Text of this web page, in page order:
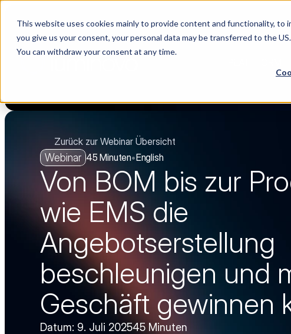
This website uses cookies mainly to provide content and functionality, to
you give us your consent, your personal data may be transferred to the
You can withdraw your consent at any time.
🌹 Lieferantenwahl ohne Daten ist wie eine Datingshow. Wir haben
Zurück zur Webinar Übersicht
Webinar 45 Minuten•English
Von BOM bis zur
wie EMS die
Angebotserstellung
beschleunigen und
Geschäft gewinnen
Datum: 9. Juli 202545 Minuten